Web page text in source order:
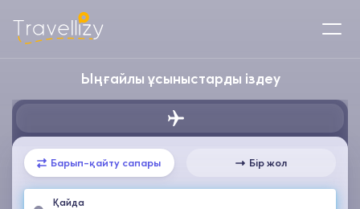
Ыңғайлы ұсыныстарды іздеу
Барып-қайту сапары Бір жол
Қайда